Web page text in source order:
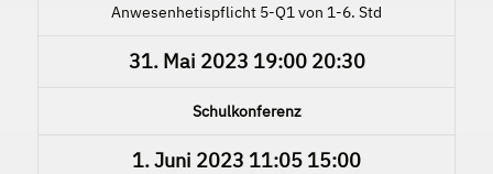
Anwesenhetispflicht 5-Q1 von 1-6. Std
31. Mai 2023 19:00 20:30
Schulkonferenz
1. Juni 2023 11:05 15:00